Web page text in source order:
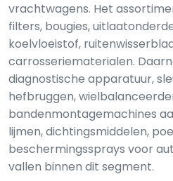
vrachtwagens. Het
filters, bougies,
koelvloeistof,
carrosseriematerialen.
diagnostische apparatuur,
hefbruggen,
bandenmontagemachines
lijmen, dichtingsmiddelen,
beschermingssprays voor
vallen binnen dit segment.